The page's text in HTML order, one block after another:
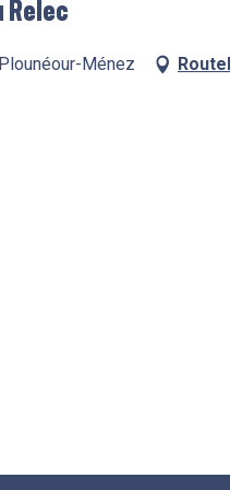
Relec
Ménez